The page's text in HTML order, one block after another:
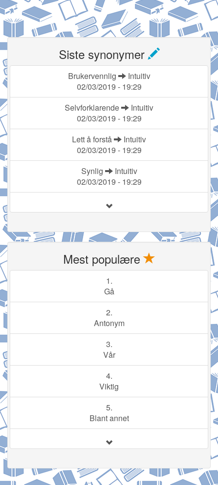
Siste synonymer
Brukervennlig
Intuitiv
02/03/2019 - 19:29
Selvforklarende
Intuitiv
02/03/2019 - 19:29
Lett å forstå
Intuitiv
02/03/2019 - 19:29
Synlig
Intuitiv
02/03/2019 - 19:29
Mest populære
1.
Gå
2.
Antonym
3.
Vår
4.
Viktig
5.
Blant annet